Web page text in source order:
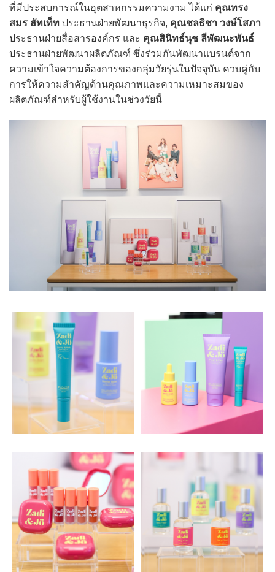
ที่มีประสบการณ์ในอุตสาหกรรมความงาม ได้แก่ คุณทรง
สมร ฮัทเท็ท ประธานฝ่ายพัฒนาธุรกิจ, คุณชลธิชา วงษ์โสภา
ประธานฝ่ายสื่อสารองค์กร และ คุณสินิทธ์นุช ลีพัฒนะพันธ์
ประธานฝ่ายพัฒนาผลิตภัณฑ์ ซึ่งร่วมกันพัฒนาแบรนด์จาก
ความเข้าใจความต้องการของกลุ่มวัยรุ่นในปัจจุบัน ควบคู่กับ
การให้ความสำคัญด้านคุณภาพและความเหมาะสมของ
ผลิตภัณฑ์สำหรับผู้ใช้งานในช่วงวัยนี้